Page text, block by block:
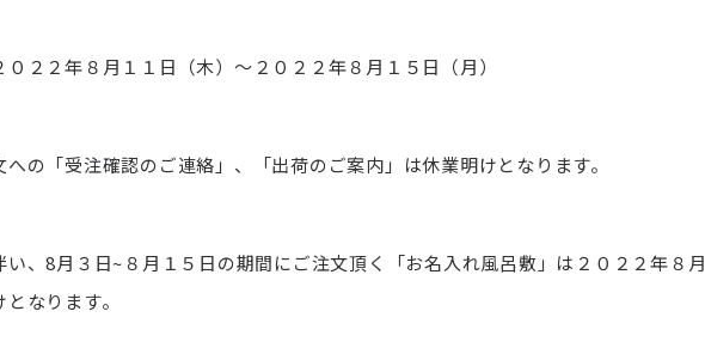
２２年８月１１日（木）～２０２２年８月１５日（月）
の「受注確認のご連絡」、「出荷のご案内」は休業明けとなります。
い、8月３日~８月１５日の期間にご注文頂く「お名入れ風呂敷」は２０２２年８月
なります。